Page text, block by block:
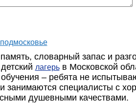
словарный запас и
лагерьв Московской
– ребята не
занимаются специалисты с
душевными качествами.